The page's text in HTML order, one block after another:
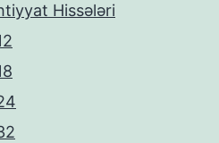
Hissələri